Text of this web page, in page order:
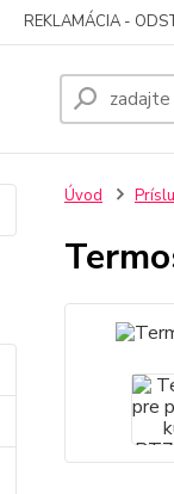
REKLAMÁCIA -
Úvod